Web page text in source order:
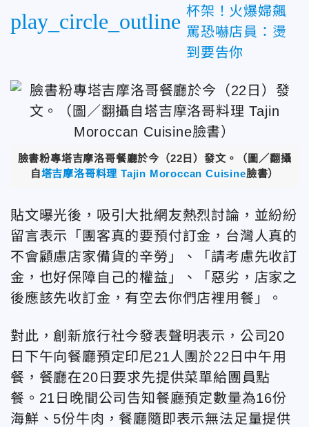
play_circle_outline 杯架！火爆婦飆
罵恐嚇店員：燙
到要告你
臉書粉專塔吉摩洛哥餐廳於今（22日）發文。（圖／翻攝
自塔吉摩洛哥料理 Tajin Moroccan Cuisine臉書）
貼文曝光後，吸引大批網友熱烈討論，並紛紛
留言表示「團客真的要預付訂金，台灣人真的
不會顧慮店家備貨的辛勞」、「請考慮先收訂
金，也好保障自己的權益」、「惡劣，店家之
後應該先收訂金，有空去你們店裡用餐」。
對此，創新旅行社今發表聲明表示，公司20
日下午向餐廳預定印尼21人團於22日中午用
餐，餐廳在20日要求先提供菜單給團員點
餐。21日晚間公司告知餐廳預定數量為16份
海鮮、5份牛肉，餐廳隨即表示無法足量提供